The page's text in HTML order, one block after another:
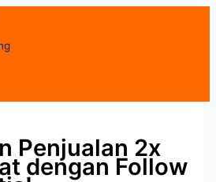
Penjualan 2x
dengan Follow